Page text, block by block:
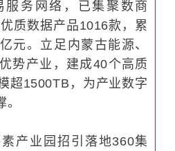
服务网络，已集聚数商
质数据产品1016款，累
元。立足内蒙古能源、
势产业，建成40个高质
超1500TB，为产业数字
业园招引落地360集